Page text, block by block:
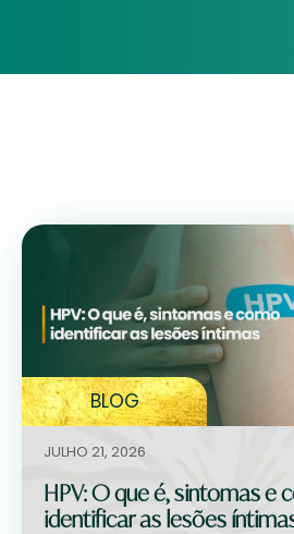
BLOG
JULHO 21, 2026
HPV: O que é, sintomas e
identificar as lesões